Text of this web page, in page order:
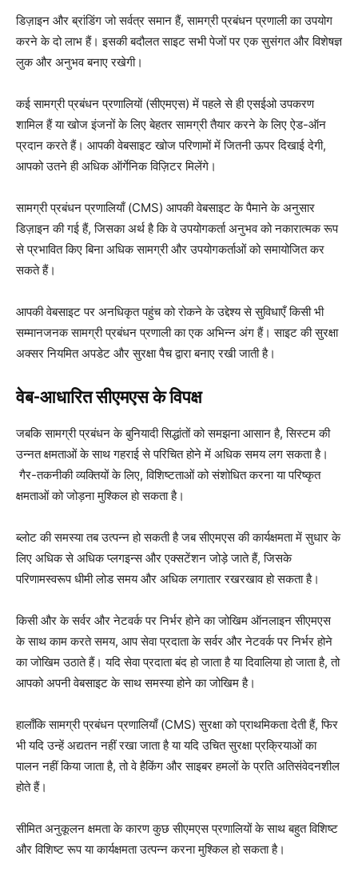
डिज़ाइन और ब्रांडिंग जो सर्वत्र समान हैं, सामग्री प्रबंधन प्रणाली का उपयोग
करने के दो लाभ हैं। इसकी बदौलत साइट सभी पेजों पर एक सुसंगत और विशेषज्ञ
लुक और अनुभव बनाए रखेगी।
कई सामग्री प्रबंधन प्रणालियों (सीएमएस) में पहले से ही एसईओ उपकरण
शामिल हैं या खोज इंजनों के लिए बेहतर सामग्री तैयार करने के लिए ऐड-ऑन
प्रदान करते हैं। आपकी वेबसाइट खोज परिणामों में जितनी ऊपर दिखाई देगी,
आपको उतने ही अधिक ऑर्गेनिक विज़िटर मिलेंगे।
सामग्री प्रबंधन प्रणालियाँ (CMS) आपकी वेबसाइट के पैमाने के अनुसार
डिज़ाइन की गई हैं, जिसका अर्थ है कि वे उपयोगकर्ता अनुभव को नकारात्मक रूप
से प्रभावित किए बिना अधिक सामग्री और उपयोगकर्ताओं को समायोजित कर
सकते हैं।
आपकी वेबसाइट पर अनधिकृत पहुंच को रोकने के उद्देश्य से सुविधाएँ किसी भी
सम्मानजनक सामग्री प्रबंधन प्रणाली का एक अभिन्न अंग हैं। साइट की सुरक्षा
अक्सर नियमित अपडेट और सुरक्षा पैच द्वारा बनाए रखी जाती है।
वेब-आधारित सीएमएस के विपक्ष
जबकि सामग्री प्रबंधन के बुनियादी सिद्धांतों को समझना आसान है, सिस्टम की
उन्नत क्षमताओं के साथ गहराई से परिचित होने में अधिक समय लग सकता है।
गैर-तकनीकी व्यक्तियों के लिए, विशिष्टताओं को संशोधित करना या परिष्कृत
क्षमताओं को जोड़ना मुश्किल हो सकता है।
ब्लोट की समस्या तब उत्पन्न हो सकती है जब सीएमएस की कार्यक्षमता में सुधार के
लिए अधिक से अधिक प्लगइन्स और एक्सटेंशन जोड़े जाते हैं, जिसके
परिणामस्वरूप धीमी लोड समय और अधिक लगातार रखरखाव हो सकता है।
किसी और के सर्वर और नेटवर्क पर निर्भर होने का जोखिम ऑनलाइन सीएमएस
के साथ काम करते समय, आप सेवा प्रदाता के सर्वर और नेटवर्क पर निर्भर होने
का जोखिम उठाते हैं। यदि सेवा प्रदाता बंद हो जाता है या दिवालिया हो जाता है, तो
आपको अपनी वेबसाइट के साथ समस्या होने का जोखिम है।
हालाँकि सामग्री प्रबंधन प्रणालियाँ (CMS) सुरक्षा को प्राथमिकता देती हैं, फिर
भी यदि उन्हें अद्यतन नहीं रखा जाता है या यदि उचित सुरक्षा प्रक्रियाओं का
पालन नहीं किया जाता है, तो वे हैकिंग और साइबर हमलों के प्रति अतिसंवेदनशील
होते हैं।
सीमित अनुकूलन क्षमता के कारण कुछ सीएमएस प्रणालियों के साथ बहुत विशिष्ट
और विशिष्ट रूप या कार्यक्षमता उत्पन्न करना मुश्किल हो सकता है।